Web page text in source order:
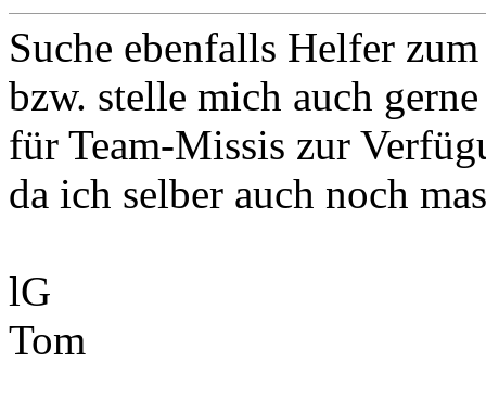
Suche ebenfalls Helfer
bzw. stelle mich auch gerne
für Team-Missis zur
da ich selber auch noch
lG
Tom